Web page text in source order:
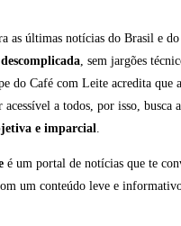
as últimas notícias do Brasil e
descomplicada, sem jargões
do Café com Leite acredita que
acessível a todos, por isso, busca
e imparcial.
é um portal de notícias que te
um conteúdo leve e